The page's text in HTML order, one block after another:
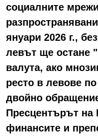
социалните
януари 2026 г.,
левът ще остане
валута, ако
ресто в левове
двойно
Пресцентърът на
финансите и